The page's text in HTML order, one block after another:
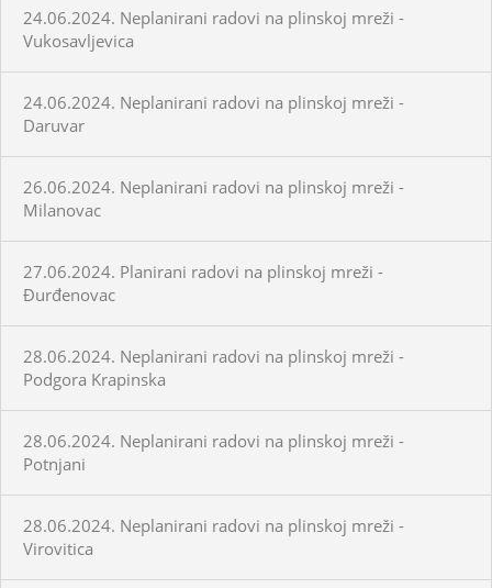
24.06.2024. Neplanirani radovi na plinskoj mreži -
Vukosavljevica
24.06.2024. Neplanirani radovi na plinskoj mreži -
Daruvar
26.06.2024. Neplanirani radovi na plinskoj mreži -
Milanovac
27.06.2024. Planirani radovi na plinskoj mreži -
Đurđenovac
28.06.2024. Neplanirani radovi na plinskoj mreži -
Podgora Krapinska
28.06.2024. Neplanirani radovi na plinskoj mreži -
Potnjani
28.06.2024. Neplanirani radovi na plinskoj mreži -
Virovitica